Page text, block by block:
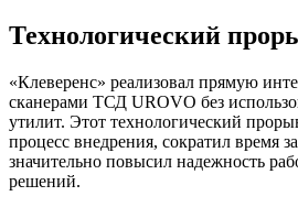
Технологический
«Клеверенс» реализовал прямую
сканерами ТСД UROVO без
утилит. Этот технологический
процесс внедрения, сократил время
значительно повысил надежность
решений.